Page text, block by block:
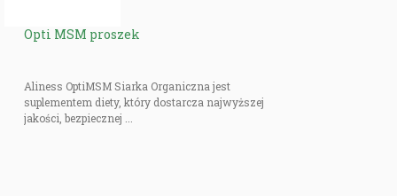
Opti MSM proszek
Aliness OptiMSM Siarka Organiczna jest
suplementem diety, który dostarcza najwyższej
jakości, bezpiecznej ...